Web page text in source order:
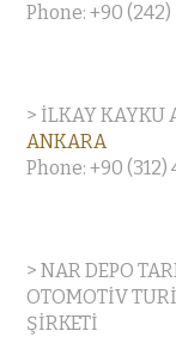
Phone: +90 (242)
> İLKAY KAYKU
ANKARA
Phone: +90 (312)
> NAR DEPO
OTOMOTİV
ŞİRKETİ